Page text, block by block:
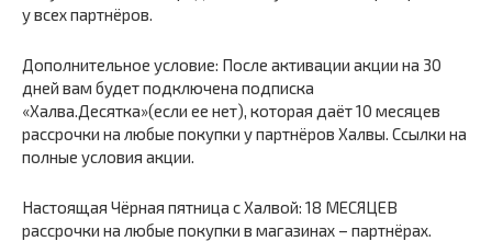
у всех партнёров.
Дополнительное условие: После активации акции на 30
дней вам будет подключена подписка
«Халва.Десятка»(если ее нет), которая даёт 10 месяцев
рассрочки на любые покупки у партнёров Халвы. Ссылки на
полные условия акции.
Настоящая Чёрная пятница с Халвой: 18 МЕСЯЦЕВ
рассрочки на любые покупки в магазинах – партнёрах.